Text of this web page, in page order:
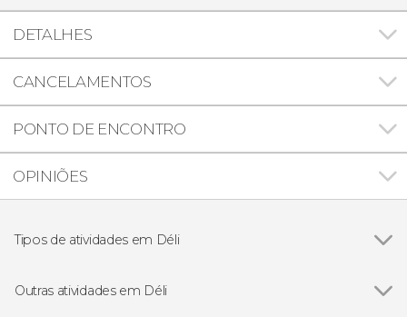
DETALHES
CANCELAMENTOS
PONTO DE ENCONTRO
OPINIÕES
Tipos de atividades em Déli
Visitas guiadas e free tours
Outras atividades em Déli